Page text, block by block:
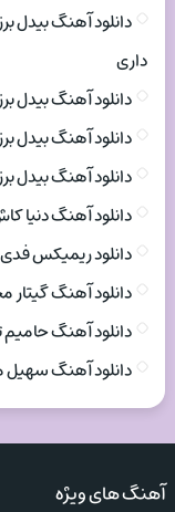
دانلود آهنگ بیدل
داری
دانلود آهنگ بیدل
دانلود آهنگ بیدل
دانلود آهنگ بیدل
دانلود آهنگ
دانلود ریمیکس فدی
دانلود آهنگ
دانلود آهنگ حامیم
دانلود آهنگ
آهنگ های ویژه